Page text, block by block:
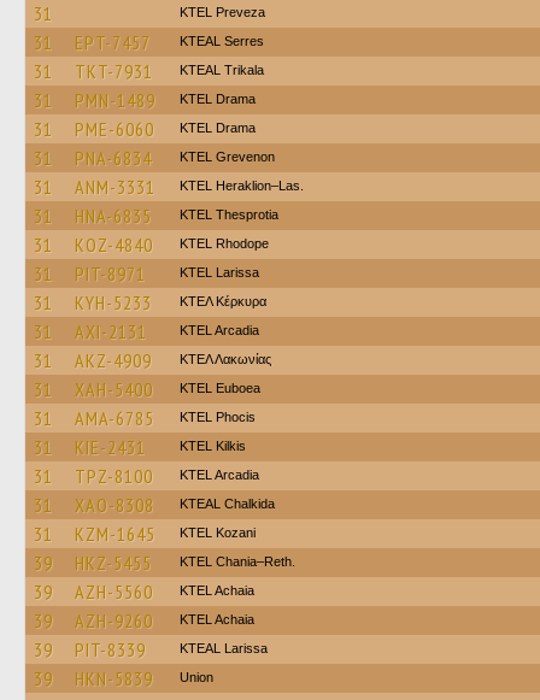
31 KTEL Preveza
31 EPT-7457 KTEAL Serres
31 TKT-7931 KTEAL Trikala
31 PMN-1489 KTEL Drama
31 PME-6060 KTEL Drama
31 PNA-6834 ΚΤΕL Grevenon
31 ANM-3331 KTEL Heraklion–Las.
31 HNA-6835 KTEL Thesprotia
31 KOZ-4840 KTEL Rhodope
31 PIT-8971 KTEL Larissa
31 KYH-5233 ΚΤΕΛ Κέρκυρα
31 AXI-2131 KTEL Arcadia
31 AKZ-4909 ΚΤΕΛ Λακωνίας
31 XAH-5400 ΚΤΕL Euboea
31 AMA-6785 ΚΤΕL Phocis
31 KIE-2431 KTEL Kilkis
31 TPZ-8100 KTEL Arcadia
31 XAO-8308 KTEAL Chalkida
31 KZM-1645 ΚΤΕL Kozani
39 HKZ-5455 KTEL Chania–Reth.
39 AZH-5560 KTEL Achaia
39 AZH-9260 KTEL Achaia
39 PIT-8339 KTEAL Larissa
39 HKN-5839 Union